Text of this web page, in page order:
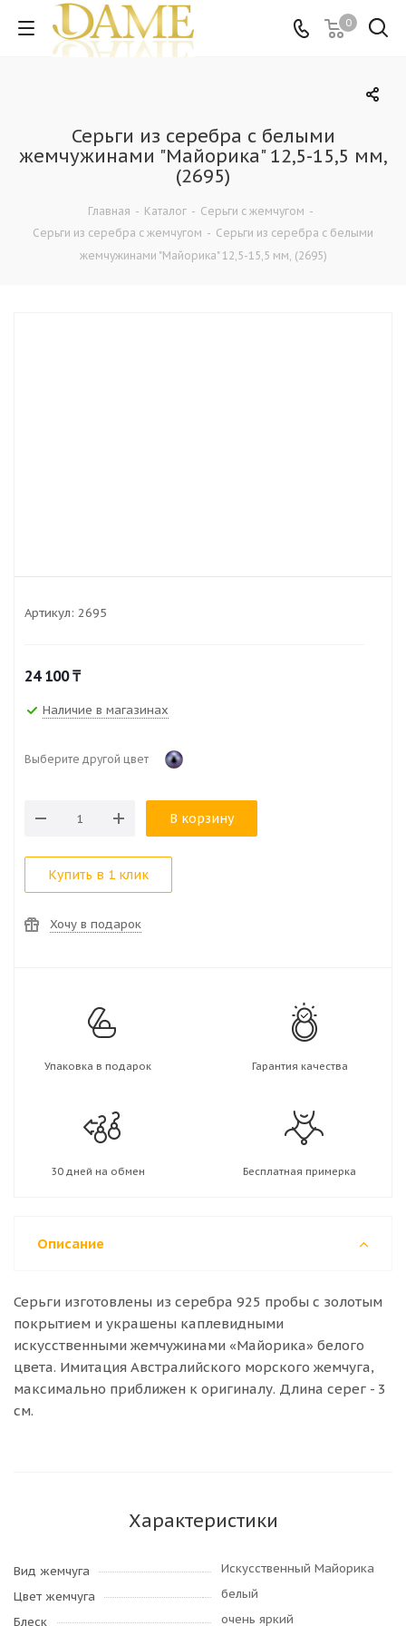
0
Серьги из серебра с белыми
жемчужинами "Майорика" 12,5-15,5 мм,
(2695)
Главная - Каталог - Серьги с жемчугом -
Серьги из серебра с жемчугом - Серьги из серебра с белыми
жемчужинами "Майорика" 12,5-15,5 мм, (2695)
Артикул: 2695
24 100₸
Наличие в магазинах
Выберите другой цвет
В корзину
Купить в 1 клик
Хочу в подарок
Упаковка в подарок Гарантия качества
30 дней на обмен Бесплатная примерка
Описание
Серьги изготовлены из серебра 925 пробы с золотым
покрытием и украшены каплевидными
искусственными жемчужинами «Майорика» белого
цвета. Имитация Австралийского морского жемчуга,
максимально приближен к оригиналу. Длина серег - 3
см.
Характеристики
Вид жемчуга
Искусственный Майорика
Цвет жемчуга
белый
Блеск
очень яркий